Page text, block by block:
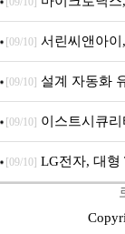
시
[09/10] 서린씨앤아
5600MHz 16GB 출
[09/10] 설계 자동화
무상 배포
[09/10] 이스트시큐
세대 AI 보안 플랫
[09/10] LG전자, 대형